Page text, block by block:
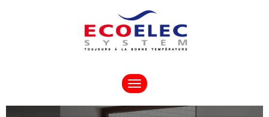
Toggle
navigation